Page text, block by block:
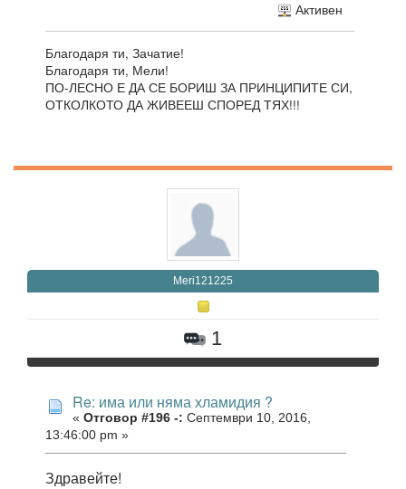
Активен
Благодаря ти, Зачатие!
Благодаря ти, Мели!
ПО-ЛЕСНО Е ДА СЕ БОРИШ ЗА ПРИНЦИПИТЕ СИ,
ОТКОЛКОТО ДА ЖИВЕЕШ СПОРЕД ТЯХ!!!
Meri121225
1
Re: има или няма хламидия ?
« Отговор #196 -: Септември 10, 2016,
13:46:00 pm »
Здравейте!